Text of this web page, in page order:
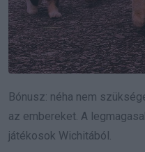
Bónusz: néha nem
az embereket. A
játékosok Wichitából.